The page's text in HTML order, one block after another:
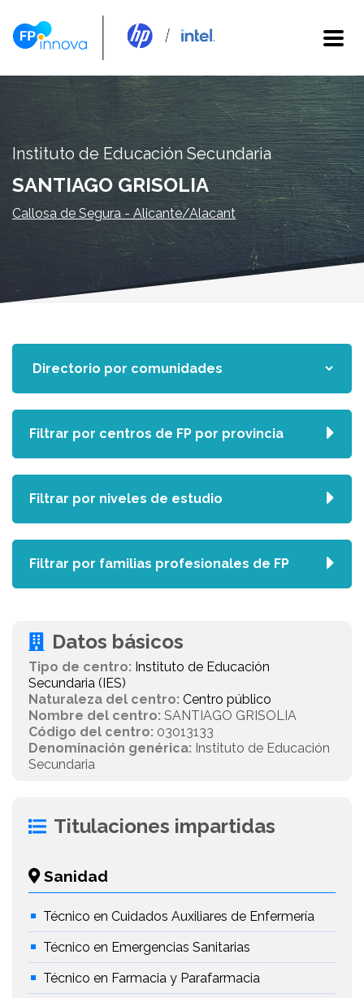
Instituto de Educación Secundaria
SANTIAGO GRISOLIA
Callosa de Segura - Alicante/Alacant
Datos básicos
Tipo de centro: Instituto de Educación
Secundaria (IES)
Naturaleza del centro: Centro público
Nombre del centro: SANTIAGO GRISOLIA
Código del centro: 03013133
Denominación genérica: Instituto de Educación
Secundaria
Titulaciones impartidas
Sanidad
Técnico en Cuidados Auxiliares de Enfermería
Técnico en Emergencias Sanitarias
Técnico en Farmacia y Parafarmacia
Filtrar por centros de FP por provincia
Filtrar por niveles de estudio
Filtrar por familias profesionales de FP